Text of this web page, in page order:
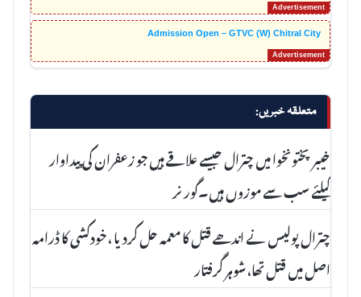
Admission Open – GTVC (W) Chitral City
متعلقہ خبریں:
خیبرپختونخوا میں چترال جیسے علاقے ہیں جو زعفران کی پیداوار
کیلئے سب سے موزوں ہیں۔گورنر
چترال پولیس نے اندھے قتل کا معمہ حل کردیا ، خودکشی کا ڈرامہ
اصل میں قتل تھا، شوہر گرفتار